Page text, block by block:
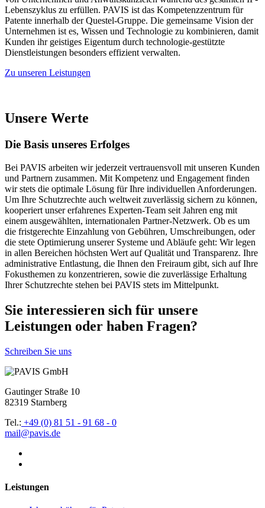
Lebenszyklus zu erfüllen. PAVIS ist das Kompetenzzentrum für
Patente innerhalb der Questel-Gruppe. Die gemeinsame Vision der
Unternehmen ist es, Wissen und Technologie zu kombinieren, damit
Kunden ihr geistiges Eigentum durch technologie-gestützte
Dienstleistungen besonders effizient verwalten.
Zu unseren Leistungen
Unsere Werte
Die Basis unseres Erfolges
Bei PAVIS arbeiten wir jederzeit vertrauensvoll mit unseren Kunden
und Partnern zusammen. Mit Kompetenz und Engagement finden
wir stets die optimale Lösung für Ihre individuellen Anforderungen.
Um Ihre Schutzrechte auch weltweit zuverlässig sichern zu können,
kooperiert unser erfahrenes Experten-Team seit Jahren eng mit
einem ausgewählten, internationalen Partner-Netzwerk. Ob es um
die fristgerechte Einzahlung von Gebühren, Umschreibungen, oder
die stete Optimierung unserer Systeme und Abläufe geht: Wir legen
in allen Bereichen höchsten Wert auf Qualität und Transparenz. Ihre
administrative Entlastung, die Ihnen den Freiraum gibt, sich auf Ihre
Fokusthemen zu konzentrieren, sowie die zuverlässige Erhaltung
Ihrer Schutzrechte stehen bei PAVIS stets im Mittelpunkt.
Sie interessieren sich für unsere
Leistungen oder haben Fragen?
Schreiben Sie uns
Gautinger Straße 10
82319 Starnberg
Tel.: +49 (0) 81 51 - 91 68 - 0
mail@pavis.de
Leistungen